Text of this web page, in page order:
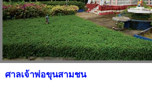
ศาลเจ้าพ่อขุนสามชน